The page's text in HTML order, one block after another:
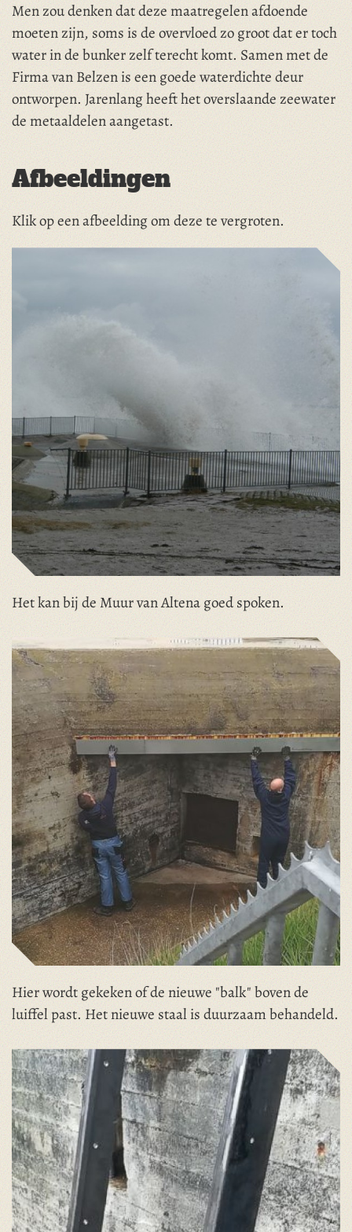
Men zou denken dat deze maatregelen afdoende
moeten zijn, soms is de overvloed zo groot dat er toch
water in de bunker zelf terecht komt. Samen met de
Firma van Belzen is een goede waterdichte deur
ontworpen. Jarenlang heeft het overslaande zeewater
de metaaldelen aangetast.
Afbeeldingen
Klik op een afbeelding om deze te vergroten.
Het kan bij de Muur van Altena goed spoken.
Hier wordt gekeken of de nieuwe "balk" boven de
luiffel past. Het nieuwe staal is duurzaam behandeld.